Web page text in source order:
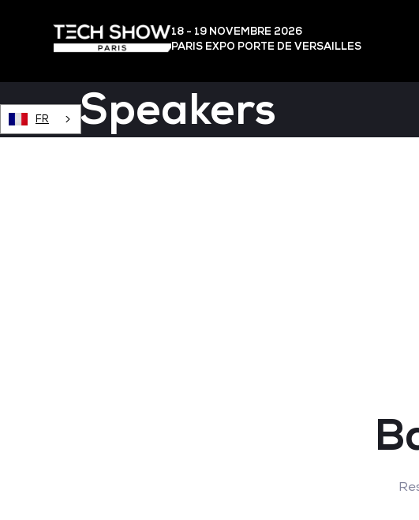
18 - 19 NOVEMBRE 2026
PARIS EXPO PORTE DE VERSAILLES
FR Speakers